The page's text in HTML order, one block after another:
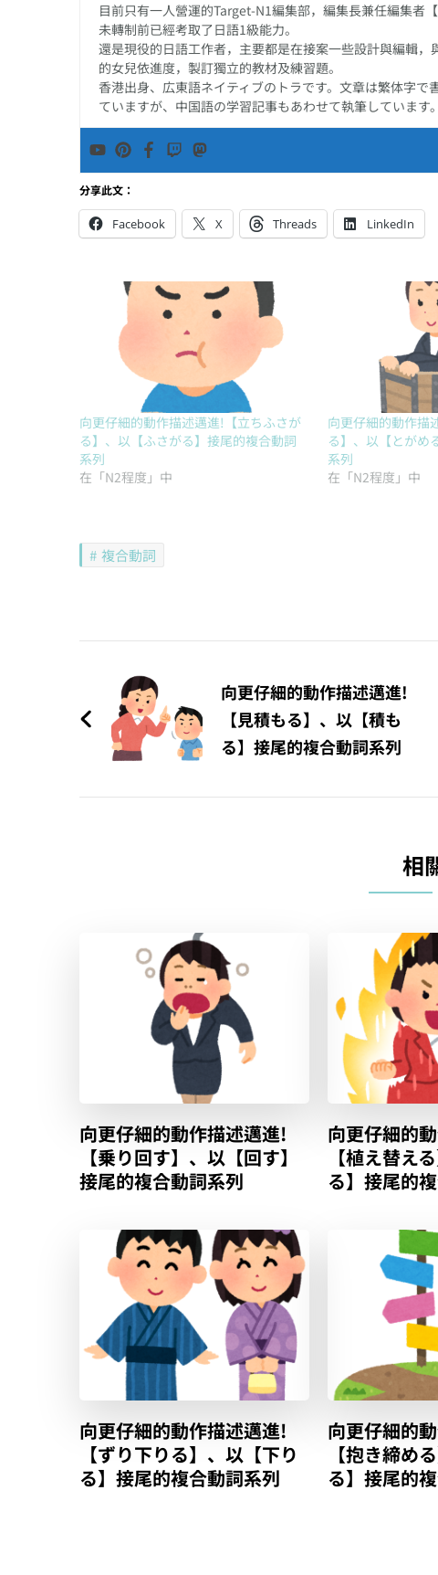
目前只有一人營運的Target-N1編集部，編集長兼任編集者
未轉制前已經考取了日語1級能力。
還是現役的日語工作者，主要都是在接案一些設計與編輯
的女兒依進度，製訂獨立的教材及練習題。
香港出身、広東語ネイティブのトラです。文章は繁体字
ていますが、中国語の学習記事もあわせて執筆しています。
分享此文：
Facebook X Threads LinkedIn
向更仔細的動作描述邁進!【立ちふさが
る】、以【ふさがる】接尾的複合動詞
系列
在「N2程度」中
向更仔細的動作描
る】、以【とがめ
系列
在「N2程度」中
複合動詞
章
導
向更仔細的動作描述邁進!
【見積もる】、以【積も
る】接尾的複合動詞系列
相
向更仔細的動作描述邁進!
【乗り回す】、以【回す】
接尾的複合動詞系列
向更仔細的
【植え替え
る】接尾的
向更仔細的動作描述邁進!
【ずり下りる】、以【下り
る】接尾的複合動詞系列
向更仔細的
【抱き締め
る】接尾的